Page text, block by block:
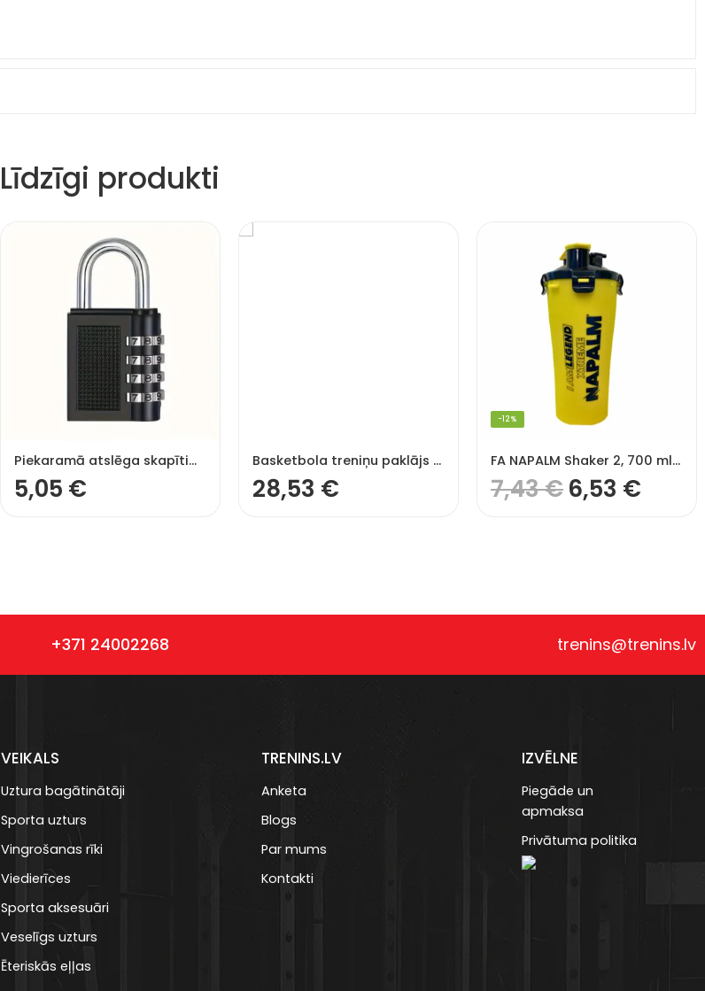
Līdzīgi produkti
Piekaramā atslēga skapītim ar 4-ciparu kodu, melna
5,05 €
Basketbola treniņu paklājs 120cm x 86cm, neslīdošs
28,53 €
FA NAPALM Shaker 2, 700 ml šeikeris, dzeltens/melns, ar 2 nodalījumiem
-12%
7,43€6,53 €
+371 24002268 trenins@trenins.lv
VEIKALS
Uztura bagātinātāji
Sporta uzturs
Vingrošanas rīki
Viedierīces
Sporta aksesuāri
Veselīgs uzturs
Ēteriskās eļļas
TRENINS.LV
Anketa
Blogs
Par mums
Kontakti
IZVĒLNE
Piegāde un
apmaksa
Privātuma politika